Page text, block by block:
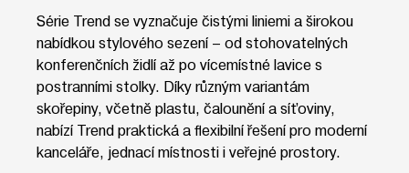
Série Trend se vyznačuje čistými liniemi a širokou
nabídkou stylového sezení – od stohovatelných
konferenčních židlí až po vícemístné lavice s
postranními stolky. Díky různým variantám
skořepiny, včetně plastu, čalounění a síťoviny,
nabízí Trend praktická a flexibilní řešení pro moderní
kanceláře, jednací místnosti i veřejné prostory.